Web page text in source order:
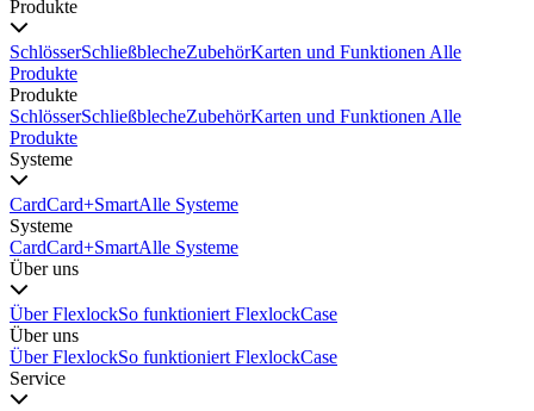
Produkte
SchlösserSchließblecheZubehörKarten und Funktionen Alle
Produkte
Produkte
SchlösserSchließblecheZubehörKarten und Funktionen Alle
Produkte
Systeme
CardCard+SmartAlle Systeme
Systeme
CardCard+SmartAlle Systeme
Über uns
Über FlexlockSo funktioniert FlexlockCase
Über uns
Über FlexlockSo funktioniert FlexlockCase
Service